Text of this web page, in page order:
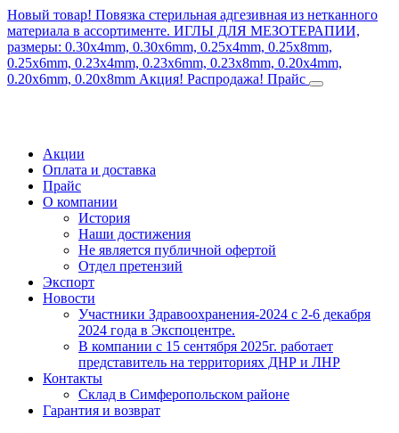
Новый товар! Повязка стерильная адгезивная из нетканного
материала в ассортименте. ИГЛЫ ДЛЯ МЕЗОТЕРАПИИ,
размеры: 0.30x4mm, 0.30x6mm, 0.25x4mm, 0.25x8mm,
0.25x6mm, 0.23x4mm, 0.23x6mm, 0.23x8mm, 0.20x4mm,
0.20x6mm, 0.20x8mm Акция! Распродажа! Прайс
Акции
Оплата и доставка
Прайс
О компании
История
Наши достижения
Не является публичной офертой
Отдел претензий
Экспорт
Новости
Участники Здравоохранения-2024 с 2-6 декабря
2024 года в Экспоцентре.
В компании с 15 сентября 2025г. работает
представитель на территориях ДНР и ЛНР
Контакты
Склад в Симферопольском районе
Гарантия и возврат